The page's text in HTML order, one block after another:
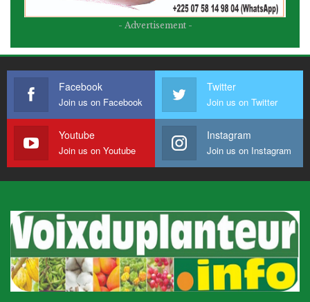
- Advertisement -
Facebook
Join us on Facebook
Twitter
Join us on Twitter
Youtube
Join us on Youtube
Instagram
Join us on Instagram